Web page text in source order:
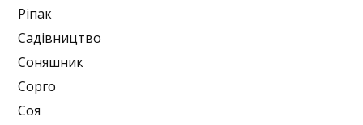
Ріпак
Садівництво
Соняшник
Сорго
Соя